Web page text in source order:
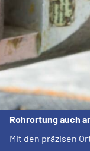
Rohrortung auch
Mit den präzisen